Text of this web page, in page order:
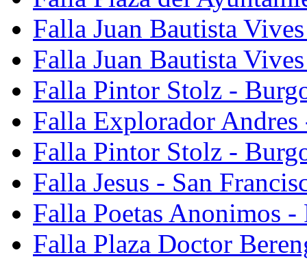
Falla Juan Bautista
Falla Juan Bautista
Falla Pintor Stolz -
Falla Explorador Andres
Falla Pintor Stolz -
Falla Jesus - San
Falla Poetas Anonimos
Falla Plaza Doctor